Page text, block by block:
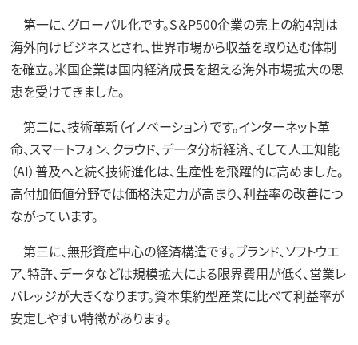
第一に、グローバル化です。S＆P500企業の売上の約4割は
海外向けビジネスとされ、世界市場から収益を取り込む体制
を確立。米国企業は国内経済成長を超える海外市場拡大の恩
恵を受けてきました。
第二に、技術革新（イノベーション）です。インターネット革
命、スマートフォン、クラウド、データ分析経済、そして人工知能
（AI）普及へと続く技術進化は、生産性を飛躍的に高めました。
高付加価値分野では価格決定力が高まり、利益率の改善につ
ながっています。
第三に、無形資産中心の経済構造です。ブランド、ソフトウエ
ア、特許、データなどは規模拡大による限界費用が低く、営業レ
バレッジが大きくなります。資本集約型産業に比べて利益率が
安定しやすい特徴があります。